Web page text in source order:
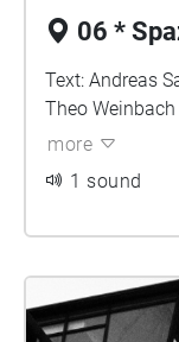
06 *
Text: Andreas
Theo
more
1 sound